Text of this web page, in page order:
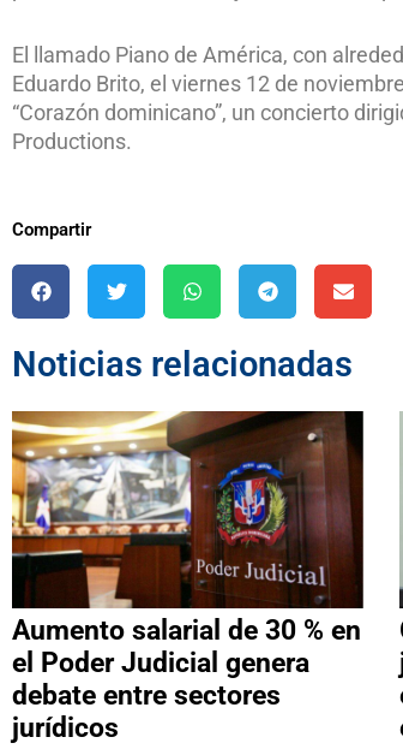
El llamado Piano de América, con
Eduardo Brito, el viernes 12 de
“Corazón dominicano”, un concierto
Productions.
Compartir
Noticias relacionadas
Aumento salarial de 30 % en
el Poder Judicial genera
debate entre sectores
jurídicos